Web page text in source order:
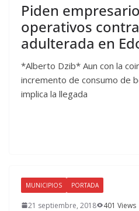
Piden
operativos
adulterada en
*Alberto Dzib* Aun con la
incremento de consumo de
implica la llegada
MUNICIPIOS PORTADA
21 septiembre, 2018 401 Views